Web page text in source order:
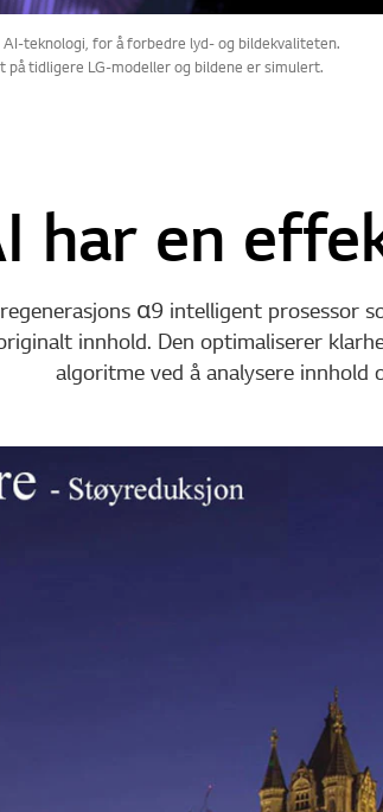
teknologi, for å forbedre lyd- og bildekvaliteten.
tidligere LG-modeller og bildene er simulert.
har en
α9 intelligent prosessor
innhold. Den optimaliserer
algoritme ved å analysere innhold